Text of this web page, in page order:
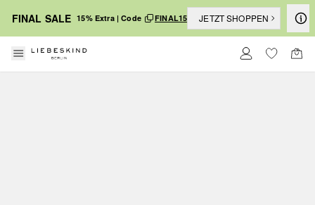
FINAL SALE 15% Extra | Code FINAL15 JETZT SHOPPEN